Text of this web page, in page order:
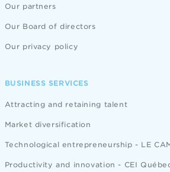
Our partners
Our Board of directors
Our privacy policy
BUSINESS SERVICES
Attracting and retaining talent
Market diversification
Technological entrepreneurship - LE
Productivity and innovation - CEI